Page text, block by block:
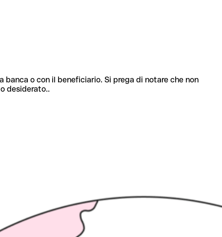
o con il beneficiario. Si prega di notare che non
desiderato..